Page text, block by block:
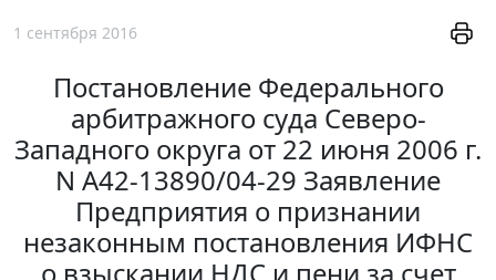
1 сентября 2016
Постановление Федерального
арбитражного суда Северо-
Западного округа от 22 июня 2006 г.
N А42-13890/04-29 Заявление
Предприятия о признании
незаконным постановления ИФНС